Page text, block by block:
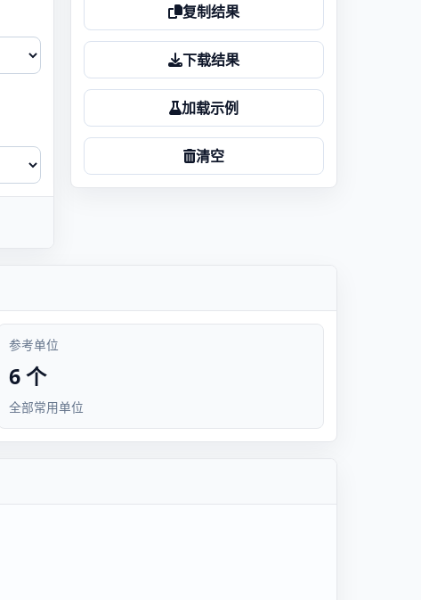
复制结果
下载结果
加载示例
清空
参考单位
6 个
全部常用单位